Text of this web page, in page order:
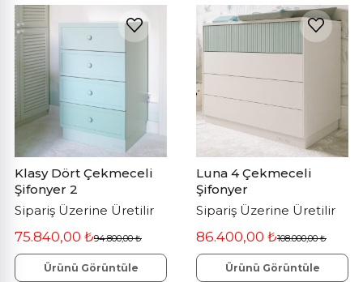
Klasy Dört Çekmeceli
Şifonyer 2
Sipariş Üzerine Üretilir
75.840,00 ₺94.800,00 ₺
Ürünü Görüntüle
Luna 4 Çekmeceli
Şifonyer
Sipariş Üzerine Üretilir
86.400,00 ₺108.000,00 ₺
Ürünü Görüntüle